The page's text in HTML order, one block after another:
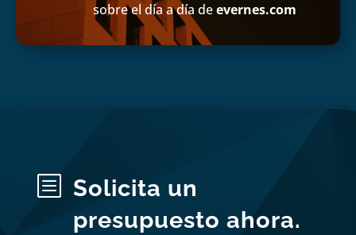
sobre el día a día deevernes.com
b
Solicita un
presupuesto ahora.